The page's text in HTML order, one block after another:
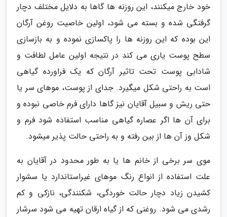
خود خارج میکنند، این روزنه ها گاها به دلایل مختلف دچار
گرفتگی شده و بسته می شود، اولین خاصیت روغن آرگان
این بوده که این روزنه ها را پاکسازی نموده و به بازسازی
سطح پوست یاری می کند در نتیجه اولین عامل لطافت و
شادابی پوست تحت تاثیر آرگان که یک فراورده گیاهی
است به راحتی شکل میگیرد. جدای از پوست، موهای سر یا
حتی ریش و سبیل آقایان نیز گاها دارای فرم خاصی نبوده و
برای آن ها اگر عصاره گیاهی مناسب استفاده شود فرم و
شکل وز آن ها از بین رفته و به راحتی حالت پذیر میشود.
موی سر برخی از خانم ها یا به طور محدود در آقایان به
علت استفاده از انواع رنگ موهای غیراستاندارد یا سشوار
کشیدن زیاد دچار حالت خوردگی، شکنندگی، نازکی و کم
رشدی می شود. روغنی که از گیاه ارقان تهیه می شود سرشار